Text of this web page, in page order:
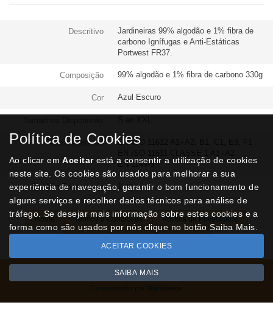
Descritivo
Jardineiras 99% algodão e 1% fibra de
carbono Ignífugas e Anti-Estáticas
Portwest FR37.
Composição 99% algodão e 1% fibra de carbono 330g
Cor Azul Escuro
Norma Europeia
EN ISO 11612 A1+A2, B1, C1, E3, F1
EN 1149-5
Qtd Min Encomenda 1 un
Home Termos e Condições Política de Privacidade
Todos os valores incluem IVA à taxa em vigor
Desenvolvido por Optimeios
Política de Cookies
Ao clicar emAceitarestá a consentir a utilização de cookies
neste site. Os cookies são usados para melhorar a sua
experiência de navegação, garantir o bom funcionamento de
alguns serviços e recolher dados técnicos para análise de
tráfego. Se desejar mais informação sobre estes cookies e a
forma como são usados por nós clique no botão Saiba Mais.
ACEITAR COOKIES
SAIBA MAIS